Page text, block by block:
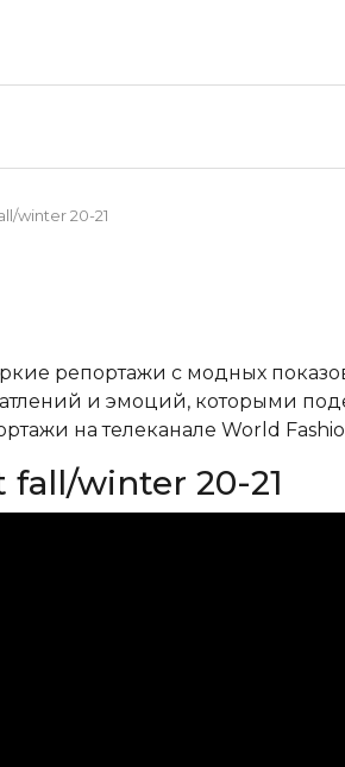
winter 20-21
репортажи с модных
и эмоций, которыми
на телеканале World
winter 20-21